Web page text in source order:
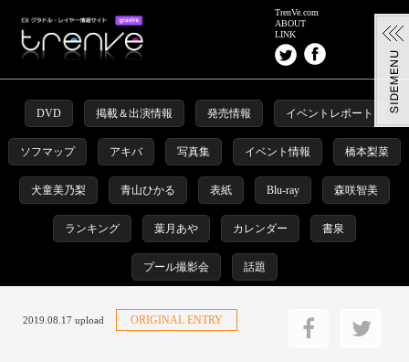
TrenVe.com
ABOUT
LINK
DVD 掲載＆出演情報 発売情報 イベントレポート
ソフマップ アキバ 写真集 イベント情報 橋本梨菜
犬童美乃梨 青山ひかる 表紙 Blu-ray 森咲智美
ランキング 葉月あや カレンダー 書泉
プール撮影会 話題
2019.08.17 upload ORIGINAL ENTRY